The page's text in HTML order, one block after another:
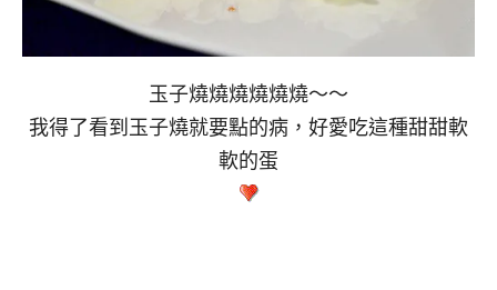
玉子燒燒燒燒燒燒～～
我得了看到玉子燒就要點的病，好愛吃這種甜甜軟
軟的蛋